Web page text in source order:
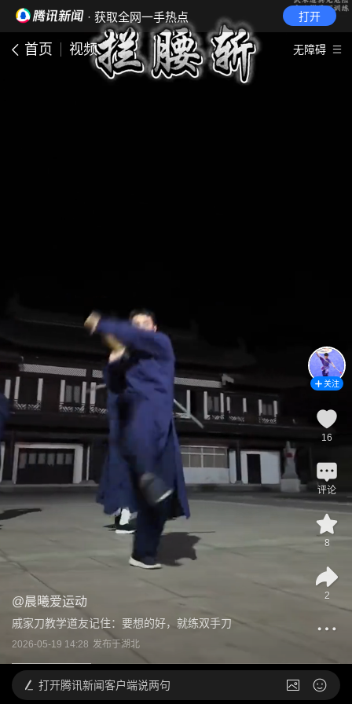
· 获取全网一手热点 打开
首页 视频 无障碍
@晨曦爱运动
戚家刀教学道友记住：要想的好，就练双手刀
2026-05-19 14:28 发布于湖北
关注
16
评论
8
2
打开腾讯新闻客户端说两句